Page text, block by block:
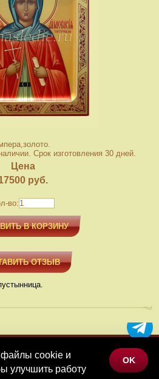
Срок изготовления 30 дней.
Цена
руб.
во:
В КОРЗИНУ
ОТЗЫВ
файлы cookie и
улучшить работу
OK